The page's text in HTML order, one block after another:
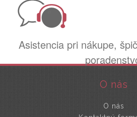
Asistencia pri nákupe,
O nás
O nás